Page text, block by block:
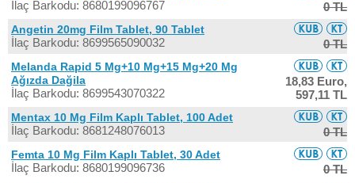
İlaç Barkodu: 8680199096767 0 TL
Angetin 20mg Film Tablet, 90 Tablet
İlaç Barkodu: 8699565090032 0 TL
Melanda Rapid 5 Mg+10 Mg+15 Mg+20 Mg
Ağızda Dağila
İlaç Barkodu: 8699543070322
18,83 Euro,
597,11 TL
Mentax 10 Mg Film Kaplı Tablet, 100 Adet
İlaç Barkodu: 8681248076013 0 TL
Femta 10 Mg Film Kaplı Tablet, 30 Adet
İlaç Barkodu: 8680199096736 0 TL